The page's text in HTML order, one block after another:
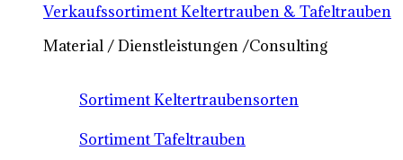
Verkaufssortiment Keltertrauben & Tafeltrauben
Material / Dienstleistungen /Consulting
Sortiment Keltertraubensorten
Sortiment Tafeltrauben